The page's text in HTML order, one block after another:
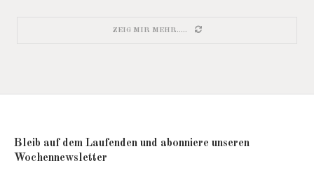
ZEIG MIR MEHR.....
Bleib auf dem Laufenden und abonniere unseren
Wochennewsletter